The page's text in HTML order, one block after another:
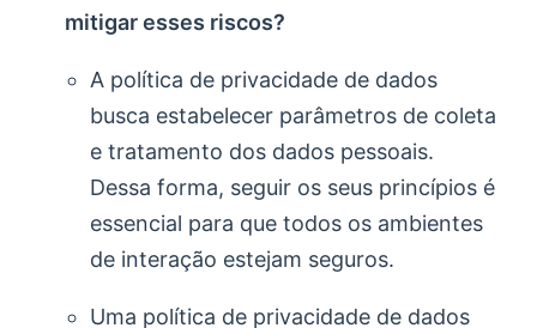
mitigar esses riscos?
A política de privacidade de dados
busca estabelecer parâmetros de coleta
e tratamento dos dados pessoais.
Dessa forma, seguir os seus princípios é
essencial para que todos os ambientes
de interação estejam seguros.
Uma política de privacidade de dados